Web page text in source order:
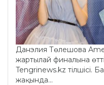
Данэлия Төлешова
жартылай финалына
Tengrinews.kz тілшісі.
жақында...